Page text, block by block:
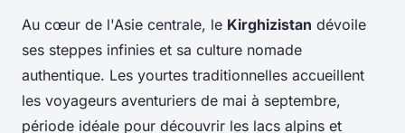
Au cœur de l'Asie centrale, le Kirghizistan dévoile
ses steppes infinies et sa culture nomade
authentique. Les yourtes traditionnelles accueillent
les voyageurs aventuriers de mai à septembre,
période idéale pour découvrir les lacs alpins et